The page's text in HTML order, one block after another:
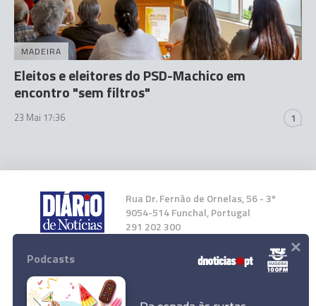
MADEIRA
Eleitos e eleitores do PSD-Machico em
encontro "sem filtros"
23 Mai 17:36 1
Rua Dr. Fernão de Ornelas, 56 - 3º
9054-514 Funchal, Portugal
291 202 300
Instale a nossa App
Podcasts ×